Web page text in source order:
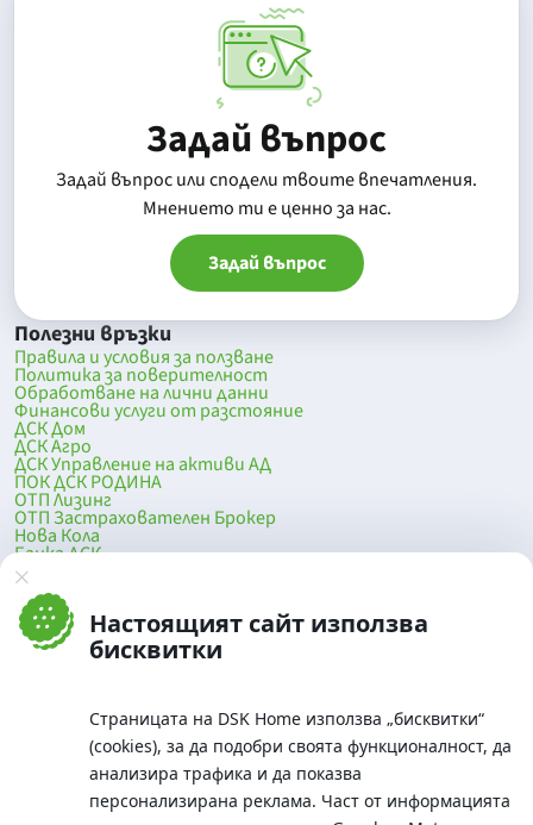
Настоящият сайт използва
бисквитки
Страницата на DSK Home използва „бисквитки“
(cookies), за да подобри своята функционалност, да
анализира трафика и да показва
персонализирана реклама. Част от информацията
Задай въпрос
Задай въпрос или сподели твоите впечатления.
Mнението ти е ценно за нас.
Задай въпрос
Полезни връзки
Правила и условия за ползване
Политика за поверителност
Обработване на лични данни
Финансови услуги от разстояние
ДСК Дом
ДСК Агро
ДСК Управление на активи АД
ПОК ДСК РОДИНА
ОТП Лизинг
ОТП Застрахователен Брокер
Нова Кола
Банка ДСК
DSK Mobile
Оферти за продажба от Банка ДСК
Клонова мрежа и банкомати
До началото на страницата